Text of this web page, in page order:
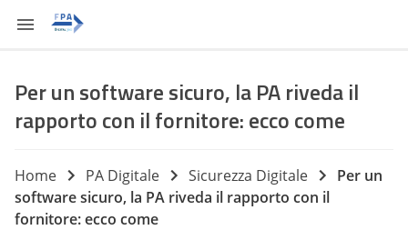
Per un software sicuro, la PA riveda il
rapporto con il fornitore: ecco come
Home PA Digitale Sicurezza Digitale
Per un
software sicuro, la PA riveda il rapporto con il
fornitore: ecco come